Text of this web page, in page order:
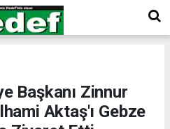
Başkanı Zinnur
Aktaş'ı Gebze